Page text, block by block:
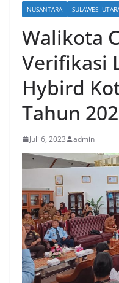
NUSANTARA SULAWESI
Walikota
Verifikasi
Hybird
Tahun
Juli 6, 2023 admin